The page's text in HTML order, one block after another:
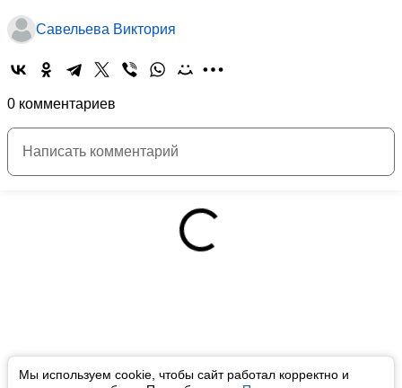
Мы используем cookie, чтобы сайт работал корректно и
Савельева Виктория
0 комментариев